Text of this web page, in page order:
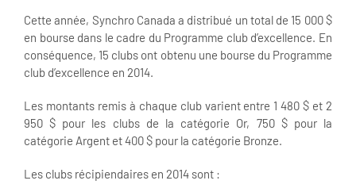
Cette année, Synchro Canada a distribué un total de 15 000 $
en bourse dans le cadre du Programme club d’excellence. En
conséquence, 15 clubs ont obtenu une bourse du Programme
club d’excellence en 2014.
Les montants remis à chaque club varient entre 1 480 $ et 2
950 $ pour les clubs de la catégorie Or, 750 $ pour la
catégorie Argent et 400 $ pour la catégorie Bronze.
Les clubs récipiendaires en 2014 sont :